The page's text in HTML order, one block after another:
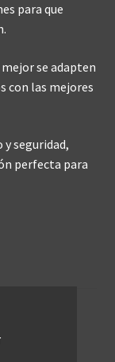
para que
se adapten
con las mejores
seguridad,
perfecta para